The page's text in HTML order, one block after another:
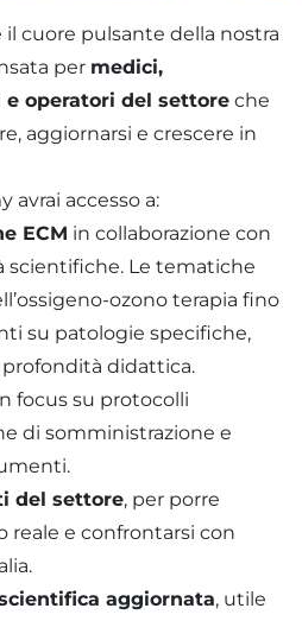
il cuore pulsante della nostra
per medici,
operatori del settore che
aggiornarsi e crescere in
avrai accesso a:
ECM in collaborazione con
scientifiche. Le tematiche
ozono terapia fino
su patologie specifiche,
didattica.
focus su protocolli
di somministrazione e
del settore, per porre
e confrontarsi con
aggiornata, utile